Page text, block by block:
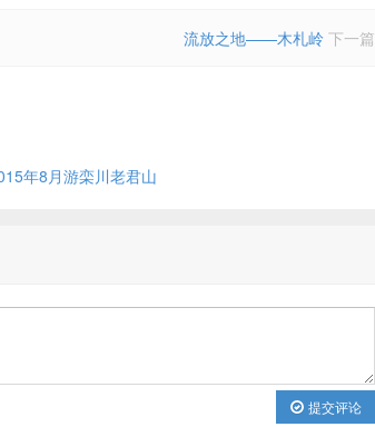
流放之地——木札岭 下一篇
年8月游栾川老君山
提交评论